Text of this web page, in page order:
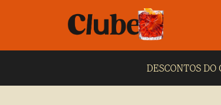
DESCONTOS DO